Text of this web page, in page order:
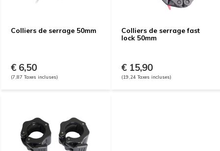
Colliers de serrage 50mm
€ 6,50
(7,87 Taxes incluses)
Colliers de serrage fast
lock 50mm
€ 15,90
(19,24 Taxes incluses)